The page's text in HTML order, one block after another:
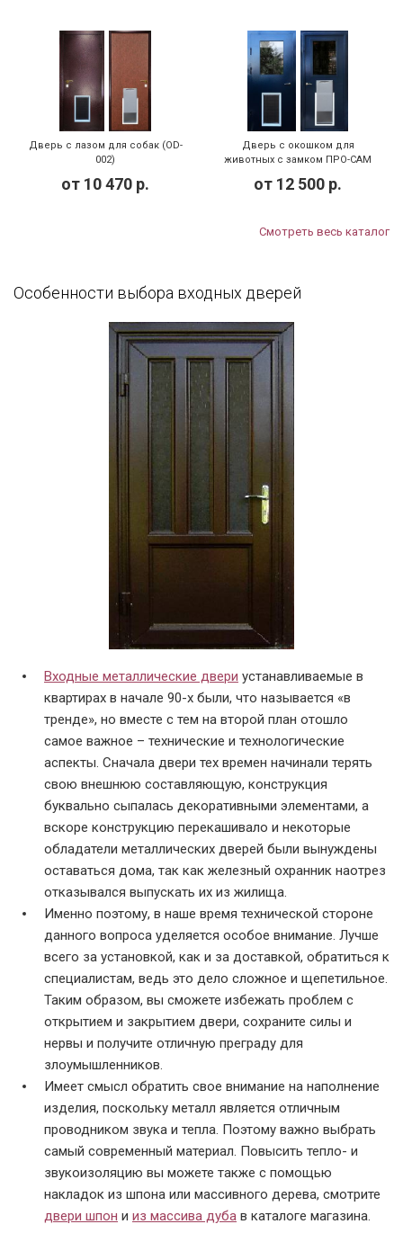
Дверь с лазом для собак (OD-
002)
от 10 470 р.
Дверь с окошком для
животных с замком ПРО-САМ
от 12 500 р.
Смотреть весь каталог
Особенности выбора входных дверей
Входные металлические двери устанавливаемые в
квартирах в начале 90-х были, что называется «в
тренде», но вместе с тем на второй план отошло
самое важное – технические и технологические
аспекты. Сначала двери тех времен начинали терять
свою внешнюю составляющую, конструкция
буквально сыпалась декоративными элементами, а
вскоре конструкцию перекашивало и некоторые
обладатели металлических дверей были вынуждены
оставаться дома, так как железный охранник наотрез
отказывался выпускать их из жилища.
Именно поэтому, в наше время технической стороне
данного вопроса уделяется особое внимание. Лучше
всего за установкой, как и за доставкой, обратиться к
специалистам, ведь это дело сложное и щепетильное.
Таким образом, вы сможете избежать проблем с
открытием и закрытием двери, сохраните силы и
нервы и получите отличную преграду для
злоумышленников.
Имеет смысл обратить свое внимание на наполнение
изделия, поскольку металл является отличным
проводником звука и тепла. Поэтому важно выбрать
самый современный материал. Повысить тепло- и
звукоизоляцию вы можете также с помощью
накладок из шпона или массивного дерева, смотрите
двери шпон и из массива дуба в каталоге магазина.